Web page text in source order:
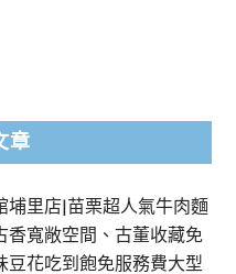
章
埔里店|苗栗超人氣牛肉麵
香寬敞空間、古董收藏免
豆花吃到飽免服務費大型